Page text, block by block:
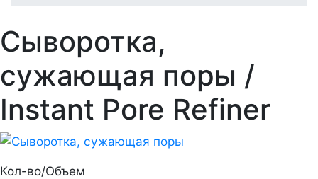
Сыворотка,
сужающая поры /
Instant Pore Refiner
Кол-во/Объем